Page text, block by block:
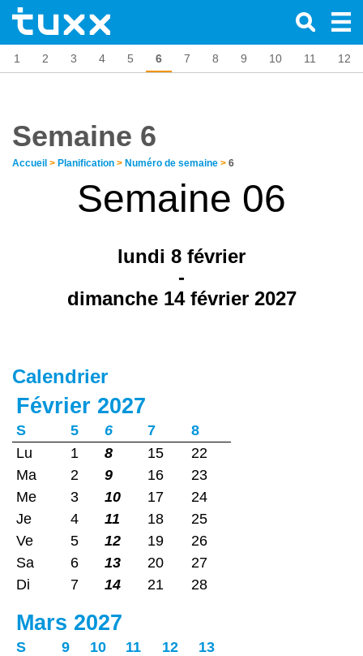
1 2 3 4 5 6 7 8 9 10 11 12
Semaine 6
Accueil > Planification > Numéro de semaine > 6
Semaine 06
lundi 8 février
-
dimanche 14 février 2027
Calendrier
Février 2027
S 5 6 7
8
Lu
1 8 15
22
Ma
2 9 16
23
Me
3 10 17
24
Je
4 11 18
25
Ve
5 12 19
26
Sa
6 13 20
27
Di
7 14 21 28
Mars 2027
S 9 10 11 12
13